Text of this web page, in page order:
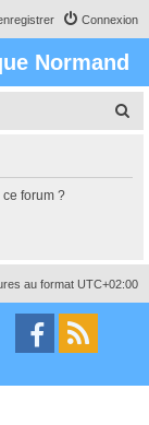
Connexion
Normand
c
forum ?
au format UTC+02:00